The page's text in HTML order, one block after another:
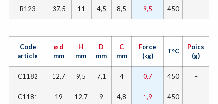
B123 37,5 11 4,5 8,5 9,5 450 –
Code
article
⌀ d
mm
H
mm
D
mm
C
mm
Force
(kg)
T°C
Poids
(g)
C1182 12,7 9,5 7,1 4 0,7 450 –
C1181 19 12,7 9 4,8 1,9 450 –